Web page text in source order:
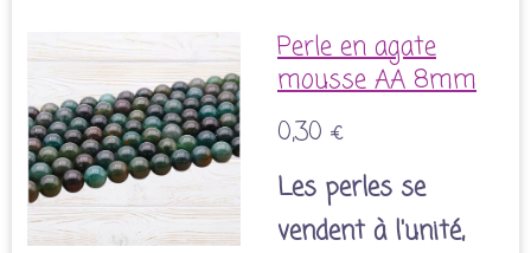
Perle en agate
mousse AA 8mm
0,30 €
Les perles se
vendent à l'unité,